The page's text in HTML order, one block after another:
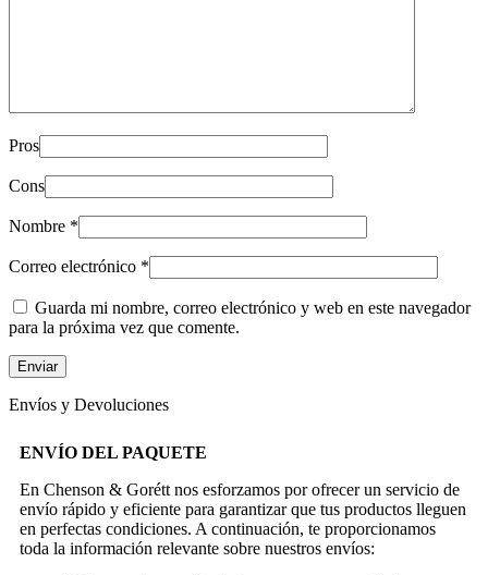
Pros
Cons
Nombre *
Correo electrónico *
Guarda mi nombre, correo electrónico y web en este navegador
para la próxima vez que comente.
Envíos y Devoluciones
ENVÍO DEL PAQUETE
En Chenson & Gorétt nos esforzamos por ofrecer un servicio de
envío rápido y eficiente para garantizar que tus productos lleguen
en perfectas condiciones. A continuación, te proporcionamos
toda la información relevante sobre nuestros envíos: